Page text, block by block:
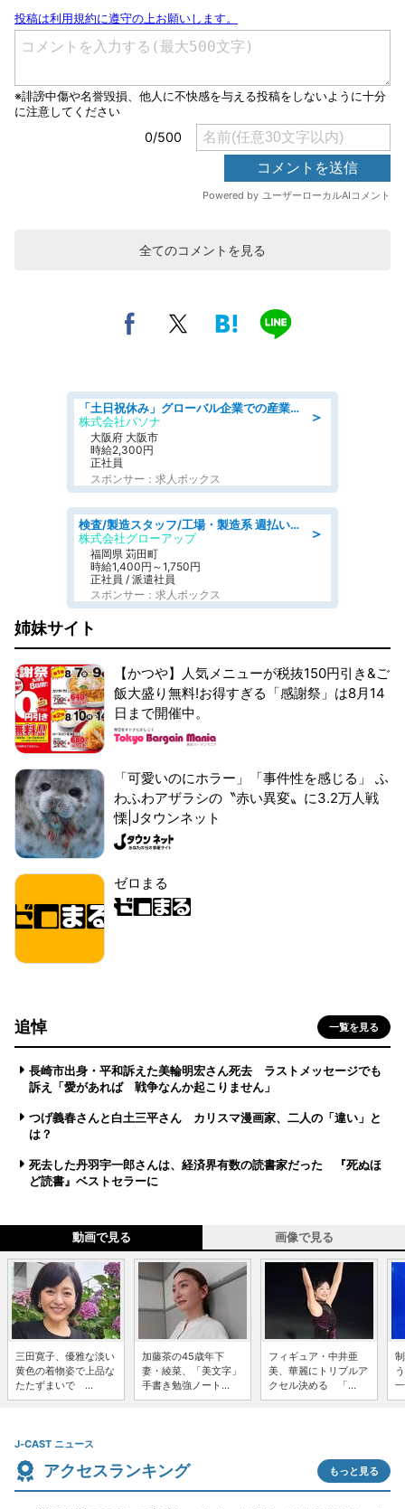
全てのコメントを見る
＞
「土日祝休み」グローバル企業での産業保健のお仕事/保健師/高時給/残業なし/服装自由/要資格:保健師
株式会社パソナ
大阪府 大阪市
時給2,300円
正社員
スポンサー：求人ボックス
＞
検査/製造スタッフ/工場・製造系 週払いOK 土日休み プラスチック製品組立 チェック
株式会社グローアップ
福岡県 苅田町
時給1,400円～1,750円
正社員 / 派遣社員
スポンサー：求人ボックス
姉妹サイト
【かつや】人気メニューが税抜150円引き&ご
飯大盛り無料!お得すぎる「感謝祭」は8月14
日まで開催中。
「可愛いのにホラー」「事件性を感じる」 ふ
わふわアザラシの〝赤い異変〟に3.2万人戦
慄|Jタウンネット
ゼロまる
追悼 一覧を見る
長崎市出身・平和訴えた美輪明宏さん死去 ラストメッセージでも
訴え「愛があれば 戦争なんか起こりません」
つげ義春さんと白土三平さん カリスマ漫画家、二人の「違い」と
は？
死去した丹羽宇一郎さんは、経済界有数の読書家だった 『死ぬほ
ど読書』ベストセラーに
動画で見る 画像で見る
三田寛子、優雅な淡い
黄色の着物姿で上品な
たたずまいで ...
加藤茶の45歳年下
妻・綾菜、「美文字」
手書き勉強ノート...
フィギュア・中井亜
美、華麗にトリプルア
クセル決める 「...
J-CAST ニュース
アクセスランキング もっと見る